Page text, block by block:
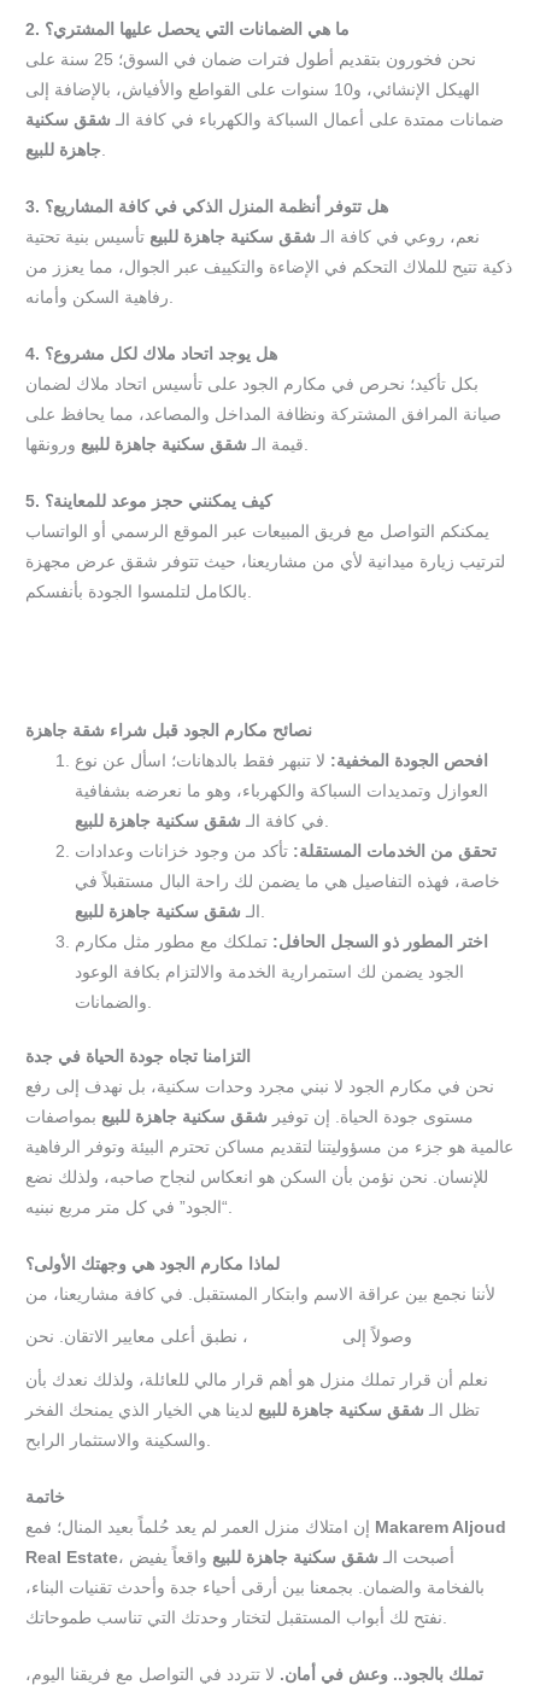
2. ما هي الضمانات التي يحصل عليها المشتري؟
نحن فخورون بتقديم أطول فترات ضمان في السوق؛ 25 سنة على
الهيكل الإنشائي، و10 سنوات على القواطع والأفياش، بالإضافة إلى
ضمانات ممتدة على أعمال السباكة والكهرباء في كافة الـ شقق سكنية
جاهزة للبيع.
3. هل تتوفر أنظمة المنزل الذكي في كافة المشاريع؟
نعم، روعي في كافة الـ شقق سكنية جاهزة للبيع تأسيس بنية تحتية
ذكية تتيح للملاك التحكم في الإضاءة والتكييف عبر الجوال، مما يعزز من
رفاهية السكن وأمانه.
4. هل يوجد اتحاد ملاك لكل مشروع؟
بكل تأكيد؛ نحرص في مكارم الجود على تأسيس اتحاد ملاك لضمان
صيانة المرافق المشتركة ونظافة المداخل والمصاعد، مما يحافظ على
قيمة الـ شقق سكنية جاهزة للبيع ورونقها.
5. كيف يمكنني حجز موعد للمعاينة؟
يمكنكم التواصل مع فريق المبيعات عبر الموقع الرسمي أو الواتساب
لترتيب زيارة ميدانية لأي من مشاريعنا، حيث تتوفر شقق عرض مجهزة
نصائح مكارم الجود قبل شراء شقة جاهزة
افحص الجودة المخفية: لا تنبهر فقط بالدهانات؛ اسأل عن نوع
العوازل وتمديدات السباكة والكهرباء، وهو ما نعرضه بشفافية
في كافة الـ شقق سكنية جاهزة للبيع
تحقق من الخدمات المستقلة: تأكد من وجود خزانات وعدادات
خاصة، فهذه التفاصيل هي ما يضمن لك راحة البال مستقبلاً في
الـ شقق سكنية جاهزة للبيع
اختر المطور ذو السجل الحافل: تملكك مع مطور مثل مكارم
الجود يضمن لك استمرارية الخدمة والالتزام بكافة الوعود
التزامنا تجاه جودة الحياة في جدة
نحن في مكارم الجود لا نبني مجرد وحدات سكنية، بل نهدف إلى رفع
مستوى جودة الحياة. إن توفير شقق سكنية جاهزة للبيع بمواصفات
عالمية هو جزء من مسؤوليتنا لتقديم مساكن تحترم البيئة وتوفر الرفاهية
للإنسان. نحن نؤمن بأن السكن هو انعكاس لنجاح صاحبه، ولذلك نضع
“الجود” في كل متر مربع نبنيه.
لماذا مكارم الجود هي وجهتك الأولى؟
لأننا نجمع بين عراقة الاسم وابتكار المستقبل. في كافة مشاريعنا، من
وصولاً إلى ، نطبق أعلى معايير الاتقان. نحن
نعلم أن قرار تملك منزل هو أهم قرار مالي للعائلة، ولذلك نعدك بأن
تظل الـ شقق سكنية جاهزة للبيع لدينا هي الخيار الذي يمنحك الفخر
والسكينة والاستثمار الرابح.
خاتمة
Makarem Aljoud
Real Estate
، أصبحت الـ شقق سكنية جاهزة للبيع واقعاً يفيض
بالفخامة والضمان. بجمعنا بين أرقى أحياء جدة وأحدث تقنيات البناء،
نفتح لك أبواب المستقبل لتختار وحدتك التي تناسب طموحاتك.
تملك بالجود.. وعش في أمان. لا تتردد في التواصل مع فريقنا اليوم،